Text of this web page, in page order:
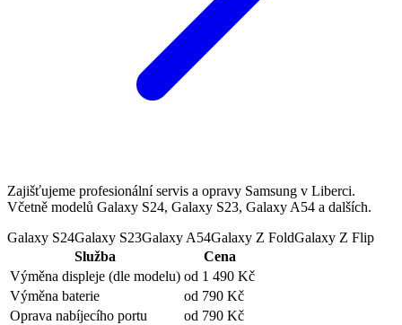
Zajišťujeme profesionální servis a opravy Samsung v Liberci.
Včetně modelů Galaxy S24, Galaxy S23, Galaxy A54 a dalších.
Galaxy S24Galaxy S23Galaxy A54Galaxy Z FoldGalaxy Z Flip
Služba
Cena
Výměna displeje (dle modelu) od 1 490 Kč
Výměna baterie
od 790 Kč
Oprava nabíjecího portu
od 790 Kč